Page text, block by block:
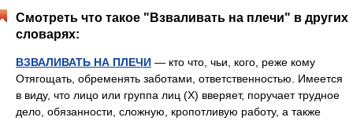
Смотреть что такое "Взваливать на плечи" в других
словарях:
ВЗВАЛИВАТЬ НА ПЛЕЧИ — кто что, чьи, кого, реже кому
Отягощать, обременять заботами, ответственностью. Имеется
в виду, что лицо или группа лиц (X) вверяет, поручает трудное
дело, обязанности, сложную, кропотливую работу, а также